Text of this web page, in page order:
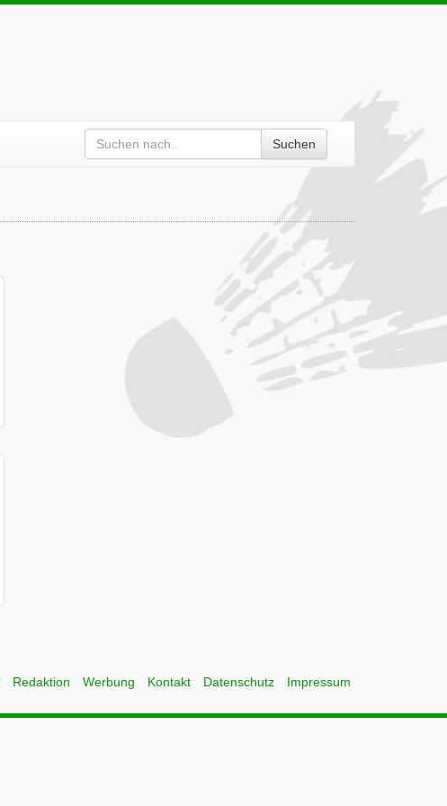
Suchen
Redaktion Werbung Kontakt Datenschutz Impressum